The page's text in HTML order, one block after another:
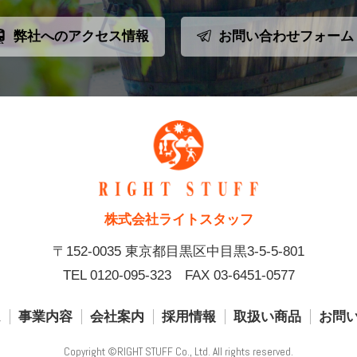
弊社へのアクセス情報 お問い合わせフォーム
株式会社ライトスタッフ
〒152-0035 東京都目黒区中目黒3-5-5-801
TEL 0120-095-323
FAX 03-6451-0577
事業内容 会社案内 採用情報 取扱い商品 お問
Copyright ©RIGHT STUFF Co., Ltd. All rights reserved.